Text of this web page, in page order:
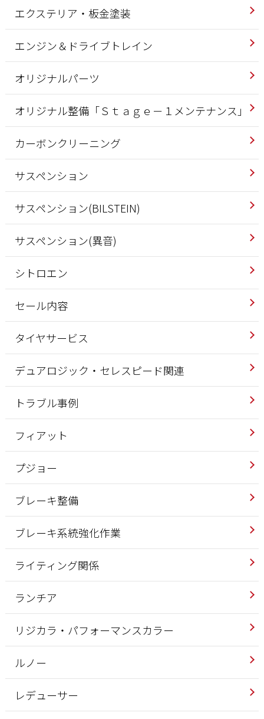
エクステリア・板金塗装
エンジン＆ドライブトレイン
オリジナルパーツ
オリジナル整備「Ｓｔａｇｅ－１メンテナンス」
カーボンクリーニング
サスペンション
サスペンション(BILSTEIN)
サスペンション(異音)
シトロエン
セール内容
タイヤサービス
デュアロジック・セレスピード関連
トラブル事例
フィアット
プジョー
ブレーキ整備
ブレーキ系統強化作業
ライティング関係
ランチア
リジカラ・パフォーマンスカラー
ルノー
レデューサー